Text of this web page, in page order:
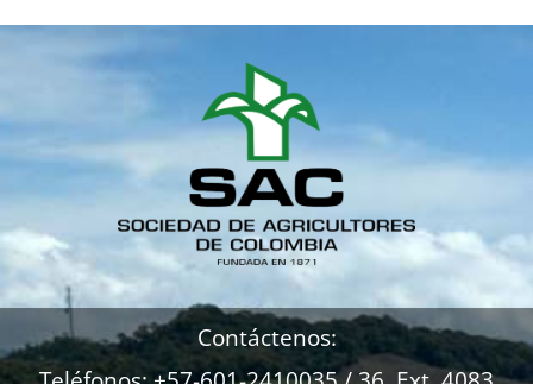
Contáctenos: